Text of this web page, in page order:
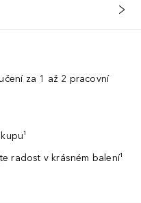
za 1 až 2 pracovní
radost v krásném balení¹